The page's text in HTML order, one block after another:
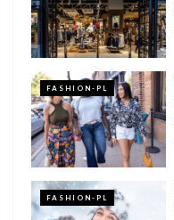
FASHION-PL
FASHION-PL